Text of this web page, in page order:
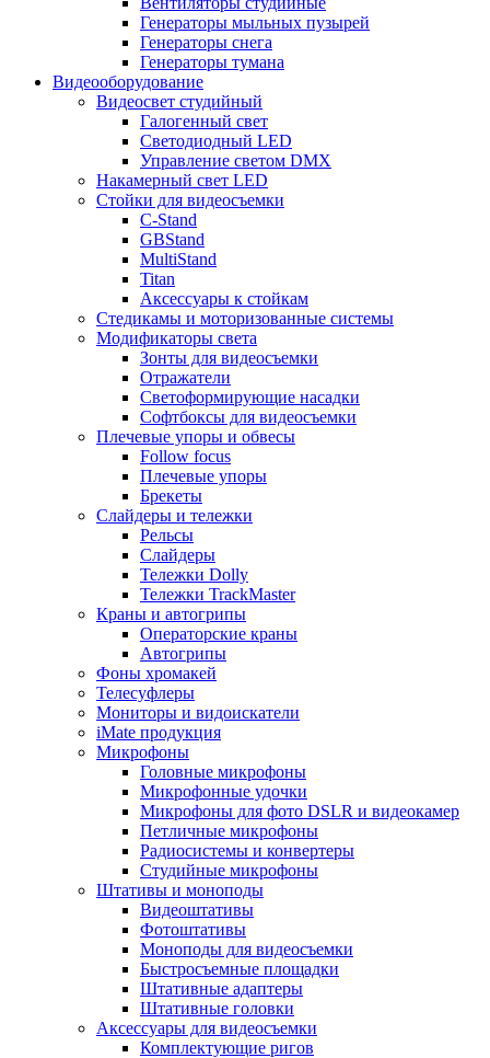
Генераторы мыльных пузырей
Генераторы снега
Генераторы тумана
Видеооборудование
Видеосвет студийный
Галогенный свет
Светодиодный LED
Управление светом DMX
Накамерный свет LED
Стойки для видеосъемки
C-Stand
GBStand
MultiStand
Titan
Аксессуары к стойкам
Стедикамы и моторизованные системы
Модификаторы света
Зонты для видеосъемки
Отражатели
Светоформирующие насадки
Софтбоксы для видеосъемки
Плечевые упоры и обвесы
Follow focus
Плечевые упоры
Брекеты
Слайдеры и тележки
Рельсы
Слайдеры
Тележки Dolly
Тележки TrackMaster
Краны и автогрипы
Операторские краны
Автогрипы
Фоны хромакей
Телесуфлеры
Мониторы и видоискатели
iMate продукция
Микрофоны
Головные микрофоны
Микрофонные удочки
Микрофоны для фото DSLR и видеокамер
Петличные микрофоны
Радиосистемы и конвертеры
Студийные микрофоны
Штативы и моноподы
Видеоштативы
Фотоштативы
Моноподы для видеосъемки
Быстросъемные площадки
Штативные адаптеры
Штативные головки
Аксессуары для видеосъемки
Комплектующие ригов